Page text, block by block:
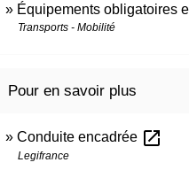
Équipements obligatoires
Transports - Mobilité
Pour en savoir plus
Conduite encadrée open_in_new
Legifrance